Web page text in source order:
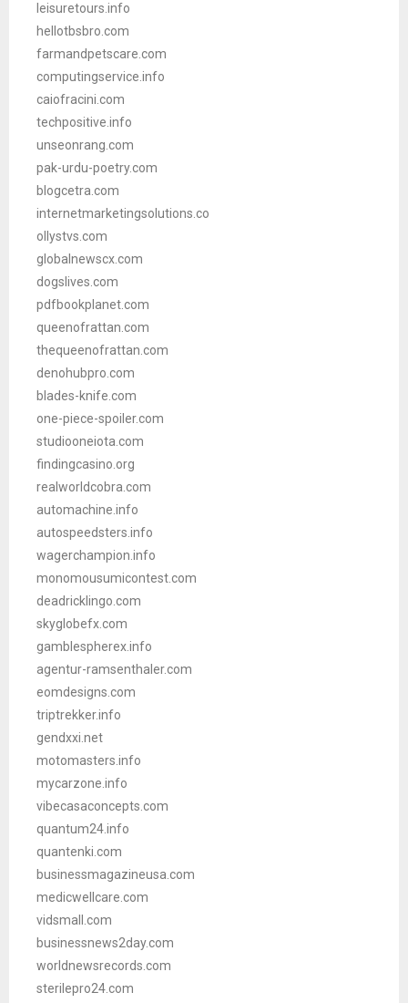
leisuretours.info
hellotbsbro.com
farmandpetscare.com
computingservice.info
caiofracini.com
techpositive.info
unseonrang.com
pak-urdu-poetry.com
blogcetra.com
internetmarketingsolutions.co
ollystvs.com
globalnewscx.com
dogslives.com
pdfbookplanet.com
queenofrattan.com
thequeenofrattan.com
denohubpro.com
blades-knife.com
one-piece-spoiler.com
studiooneiota.com
findingcasino.org
realworldcobra.com
automachine.info
autospeedsters.info
wagerchampion.info
monomousumicontest.com
deadricklingo.com
skyglobefx.com
gamblespherex.info
agentur-ramsenthaler.com
eomdesigns.com
triptrekker.info
gendxxi.net
motomasters.info
mycarzone.info
vibecasaconcepts.com
quantum24.info
quantenki.com
businessmagazineusa.com
medicwellcare.com
vidsmall.com
businessnews2day.com
worldnewsrecords.com
sterilepro24.com